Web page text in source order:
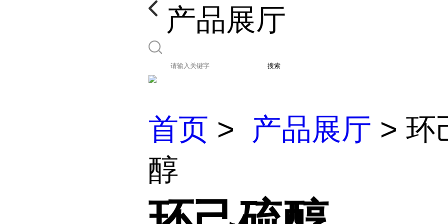
产品展厅
搜索
首页 > 产品展厅 > 环
醇